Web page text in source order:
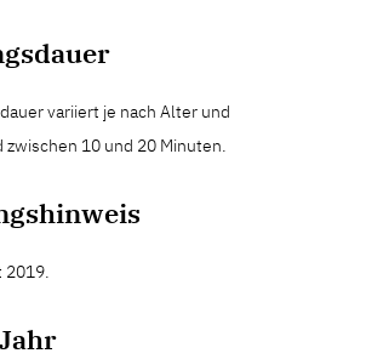
variiert je nach Alter und
10 und 20 Minuten.
2019.